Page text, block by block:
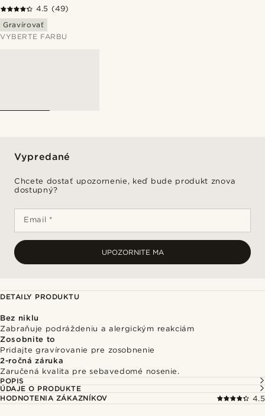
4.5 (49)
Gravírovať
VYBERTE FARBU
Vypredané
Chcete dostať upozornenie, keď bude produkt znova
dostupný?
Email *
UPOZORNITE MA
DETAILY PRODUKTU
Bez niklu
Zabraňuje podráždeniu a alergickým reakciám
Zosobnite to
Pridajte gravírovanie pre zosobnenie
2-ročná záruka
Zaručená kvalita pre sebavedomé nosenie.
POPIS
ÚDAJE O PRODUKTE
HODNOTENIA ZÁKAZNÍKOV
4.5